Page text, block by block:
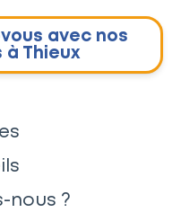
avec nos
à Thieux
nous ?